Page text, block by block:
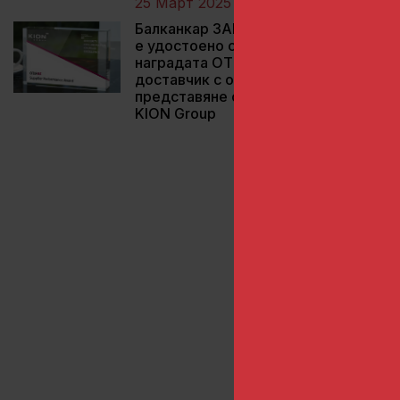
Балканкар ЗАРЯ АД
е удостоено с
наградата OTIF95 за
доставчик с отлично
представяне от
KION Group